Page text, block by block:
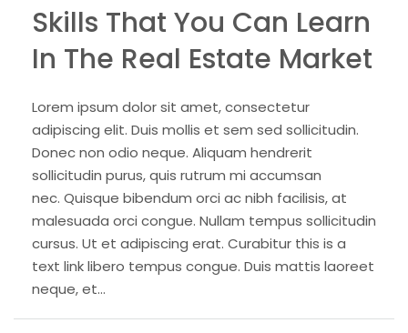
Skills That You Can Learn
In The Real Estate Market
Lorem ipsum dolor sit amet, consectetur
adipiscing elit. Duis mollis et sem sed sollicitudin.
Donec non odio neque. Aliquam hendrerit
sollicitudin purus, quis rutrum mi accumsan
nec. Quisque bibendum orci ac nibh facilisis, at
malesuada orci congue. Nullam tempus sollicitudin
cursus. Ut et adipiscing erat. Curabitur this is a
text link libero tempus congue. Duis mattis laoreet
neque, et...